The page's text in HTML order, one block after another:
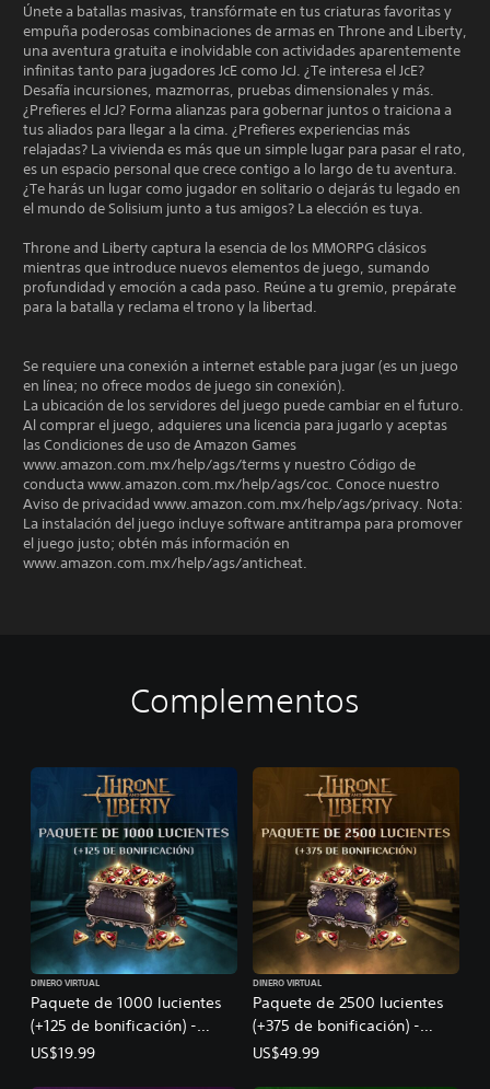
Únete a batallas masivas, transfórmate en tus criaturas favoritas y
empuña poderosas combinaciones de armas en Throne and Liberty,
una aventura gratuita e inolvidable con actividades aparentemente
infinitas tanto para jugadores JcE como JcJ. ¿Te interesa el JcE?
Desafía incursiones, mazmorras, pruebas dimensionales y más.
¿Prefieres el JcJ? Forma alianzas para gobernar juntos o traiciona a
tus aliados para llegar a la cima. ¿Prefieres experiencias más
relajadas? La vivienda es más que un simple lugar para pasar el rato,
es un espacio personal que crece contigo a lo largo de tu aventura.
¿Te harás un lugar como jugador en solitario o dejarás tu legado en
el mundo de Solisium junto a tus amigos? La elección es tuya.
Throne and Liberty captura la esencia de los MMORPG clásicos
mientras que introduce nuevos elementos de juego, sumando
profundidad y emoción a cada paso. Reúne a tu gremio, prepárate
para la batalla y reclama el trono y la libertad.
Se requiere una conexión a internet estable para jugar (es un juego
en línea; no ofrece modos de juego sin conexión).
La ubicación de los servidores del juego puede cambiar en el futuro.
Al comprar el juego, adquieres una licencia para jugarlo y aceptas
las Condiciones de uso de Amazon Games
www.amazon.com.mx/help/ags/terms y nuestro Código de
conducta www.amazon.com.mx/help/ags/coc. Conoce nuestro
Aviso de privacidad www.amazon.com.mx/help/ags/privacy. Nota:
La instalación del juego incluye software antitrampa para promover
el juego justo; obtén más información en
www.amazon.com.mx/help/ags/anticheat.
Complementos
Paquete de 1000 lucientes
(+125 de bonificación) -
Throne and Liberty
DINERO VIRTUAL
US$19.99
Paquete de 2500 lucientes
(+375 de bonificación) -
Throne and Liberty
DINERO VIRTUAL
US$49.99